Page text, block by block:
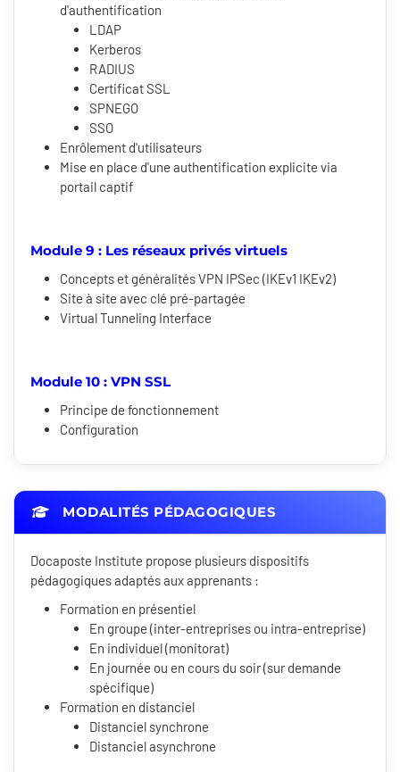
d'authentification
LDAP
Kerberos
RADIUS
Certificat SSL
SPNEGO
SSO
Enrôlement d'utilisateurs
Mise en place d'une authentification explicite via
portail captif
Module 9 : Les réseaux privés virtuels
Concepts et généralités VPN IPSec (IKEv1 IKEv2)
Site à site avec clé pré-partagée
Virtual Tunneling Interface
Module 10 : VPN SSL
Principe de fonctionnement
Configuration
MODALITÉS PÉDAGOGIQUES
Docaposte Institute propose plusieurs dispositifs
pédagogiques adaptés aux apprenants :
Formation en présentiel
En groupe (inter-entreprises ou intra-entreprise)
En individuel (monitorat)
En journée ou en cours du soir (sur demande
spécifique)
Formation en distanciel
Distanciel synchrone
Distanciel asynchrone